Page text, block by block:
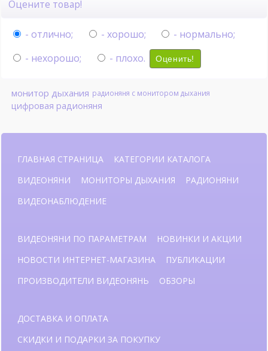
Оцените товар!
- отлично; - хорошо;
- нормально;
- нехорошо;
- плохо. Оценить!
монитор дыхания радионяня с монитором дыхания
цифровая радионяня
ГЛАВНАЯ СТРАНИЦА
КАТЕГОРИИ КАТАЛОГА
ВИДЕОНЯНИ
МОНИТОРЫ ДЫХАНИЯ
РАДИОНЯНИ
ВИДЕОНАБЛЮДЕНИЕ
ВИДЕОНЯНИ ПО ПАРАМЕТРАМ
НОВИНКИ И АКЦИИ
НОВОСТИ ИНТЕРНЕТ-МАГАЗИНА
ПУБЛИКАЦИИ
ПРОИЗВОДИТЕЛИ ВИДЕОНЯНЬ
ОБЗОРЫ
ДОСТАВКА И ОПЛАТА
СКИДКИ И ПОДАРКИ ЗА ПОКУПКУ